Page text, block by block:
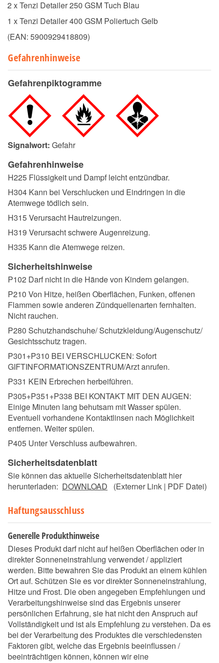
2 x Tenzi Detailer 250 GSM Tuch Blau
1 x Tenzi Detailer 400 GSM Poliertuch Gelb
(EAN: 5900929418809)
Gefahrenhinweise
Gefahrenpiktogramme
Signalwort: Gefahr
Gefahrenhinweise
H225 Flüssigkeit und Dampf leicht entzündbar.
H304 Kann bei Verschlucken und Eindringen in die
Atemwege tödlich sein.
H315 Verursacht Hautreizungen.
H319 Verursacht schwere Augenreizung.
H335 Kann die Atemwege reizen.
Sicherheitshinweise
P102 Darf nicht in die Hände von Kindern gelangen.
P210 Von Hitze, heißen Oberflächen, Funken, offenen
Flammen sowie anderen Zündquellenarten fernhalten.
Nicht rauchen.
P280 Schutzhandschuhe/ Schutzkleidung/Augenschutz/
Gesichtsschutz tragen.
P301+P310 BEI VERSCHLUCKEN: Sofort
GIFTINFORMATIONSZENTRUM/Arzt anrufen.
P331 KEIN Erbrechen herbeiführen.
P305+P351+P338 BEI KONTAKT MIT DEN AUGEN:
Einige Minuten lang behutsam mit Wasser spülen.
Eventuell vorhandene Kontaktlinsen nach Möglichkeit
entfernen. Weiter spülen.
P405 Unter Verschluss aufbewahren.
Sicherheitsdatenblatt
Sie können das aktuelle Sicherheitsdatenblatt hier
herunterladen: DOWNLOAD (Externer Link | PDF Datei)
Haftungsausschluss
Generelle Produkthinweise
Dieses Produkt darf nicht auf heißen Oberflächen oder in
direkter Sonneneinstrahlung verwendet / appliziert
werden. Bitte bewahren Sie das Produkt an einem kühlen
Ort auf. Schützen Sie es vor direkter Sonneneinstrahlung,
Hitze und Frost. Die oben angegeben Empfehlungen und
Verarbeitungshinweise sind das Ergebnis unserer
persönlichen Erfahrung, sie hat nicht den Anspruch auf
Vollständigkeit und ist als Empfehlung zu verstehen. Da es
bei der Verarbeitung des Produktes die verschiedensten
Faktoren gibt, welche das Ergebnis beeinflussen /
beeinträchtigen können, können wir eine